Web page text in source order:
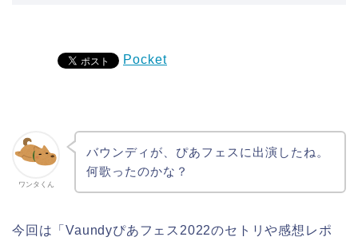
Pocket
ワンタくん
バウンディが、ぴあフェスに出演したね。
何歌ったのかな？
今回は「Vaundyぴあフェス2022のセトリや感想レポ